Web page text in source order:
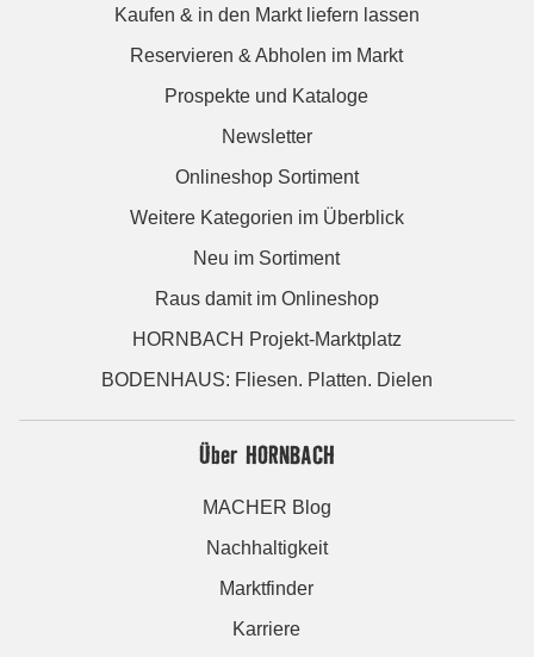
Kaufen & in den Markt liefern lassen
Reservieren & Abholen im Markt
Prospekte und Kataloge
Newsletter
Onlineshop Sortiment
Weitere Kategorien im Überblick
Neu im Sortiment
Raus damit im Onlineshop
HORNBACH Projekt-Marktplatz
BODENHAUS: Fliesen. Platten. Dielen
Über HORNBACH
MACHER Blog
Nachhaltigkeit
Marktfinder
Karriere